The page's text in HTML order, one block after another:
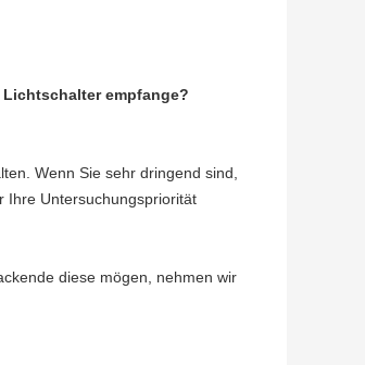
empfange?
Wenn Sie sehr dringend sind,
Ihre Untersuchungspriorität
diese mögen, nehmen wir